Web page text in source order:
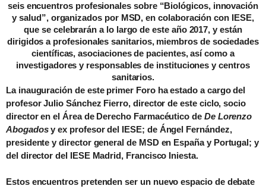
seis encuentros profesionales sobre “Biológicos, innovación
y salud”, organizados por MSD, en colaboración con IESE,
que se celebrarán a lo largo de este año 2017, y están
dirigidos a profesionales sanitarios, miembros de sociedades
científicas, asociaciones de pacientes, así como a
investigadores y responsables de instituciones y centros
sanitarios.
La inauguración de este primer Foro ha estado a cargo del
profesor Julio Sánchez Fierro, director de este ciclo, socio
director en el Área de Derecho Farmacéutico de De Lorenzo
Abogadosy ex profesor del IESE; de Ángel Fernández,
presidente y director general de MSD en España y Portugal; y
del director del IESE Madrid, Francisco Iniesta.
Estos encuentros pretenden ser un nuevo espacio de debate